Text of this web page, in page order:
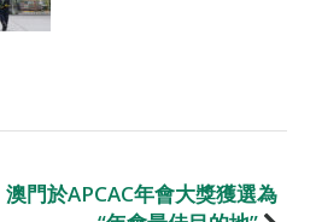
澳門於APCAC年會大獎獲選為